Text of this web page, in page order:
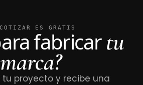
ES GRATIS
fabricartu
marca?
tu proyecto y recibe una